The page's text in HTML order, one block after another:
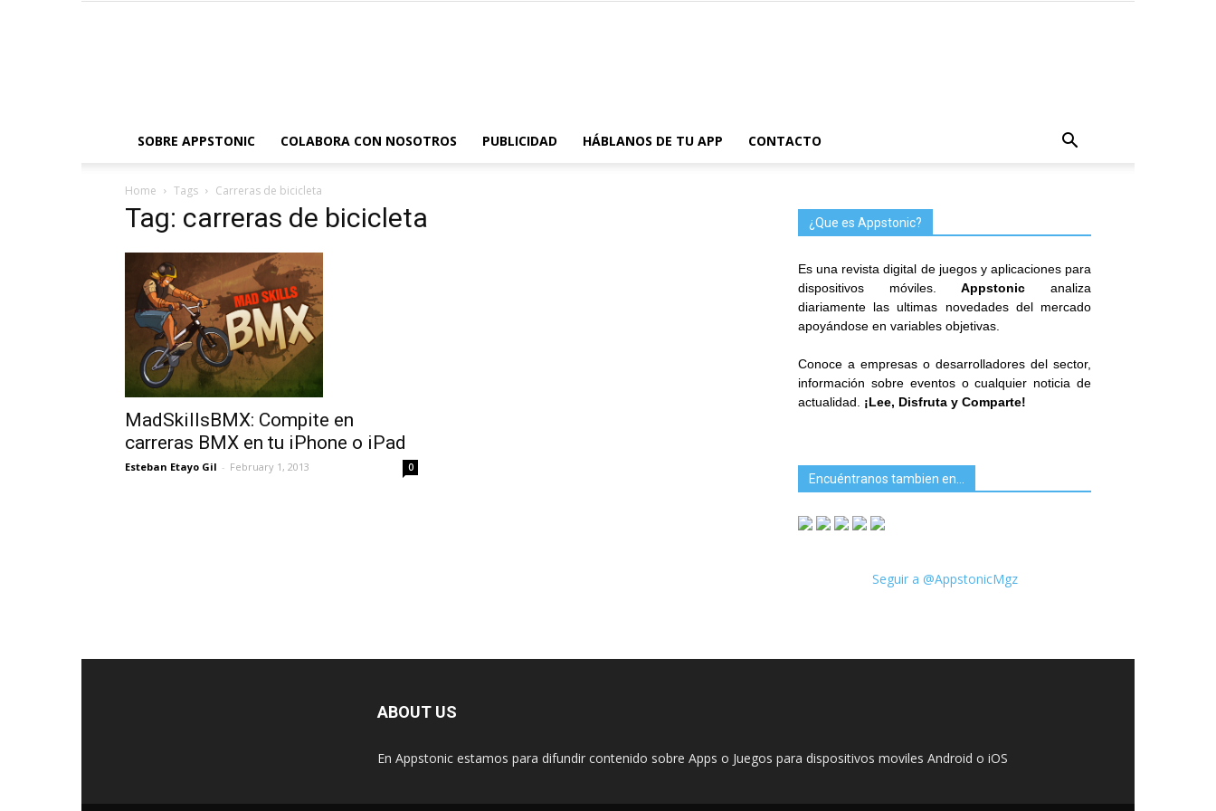
SOBRE APPSTONIC COLABORA CON NOSOTROS PUBLICIDAD HÁBLANOS DE TU APP CONTACTO
Home Tags Carreras de bicicleta
Tag: carreras de bicicleta
MadSkillsBMX: Compite en
carreras BMX en tu iPhone o iPad
Esteban Etayo Gil - February 1, 2013 0
¿Que es Appstonic?
Es una revista digital de juegos y aplicaciones para
dispositivos móviles.Appstonic analiza
diariamente las ultimas novedades del mercado
apoyándose en variables objetivas.
Conoce a empresas o desarrolladores del sector,
información sobre eventos o cualquier noticia de
actualidad. ¡Lee, Disfruta y Comparte!
Encuéntranos tambien en…
Seguir a @AppstonicMgz
ABOUT US
En Appstonic estamos para difundir contenido sobre Apps o Juegos para dispositivos moviles Android o iOS